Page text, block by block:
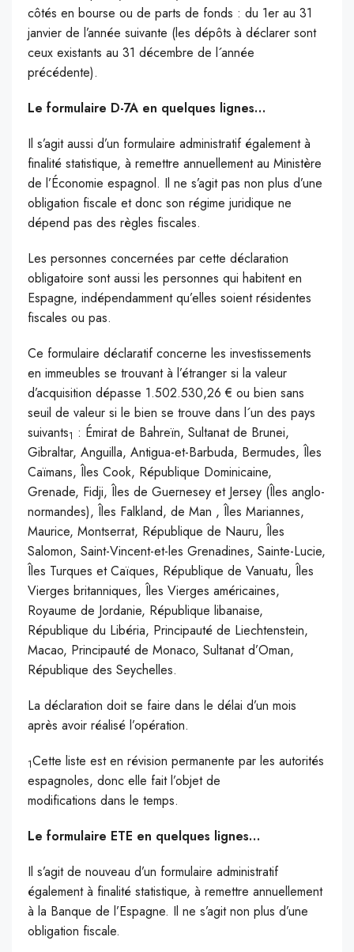
côtés en bourse ou de parts de fonds : du 1er au 31
janvier de l’année suivante (les dépôts à déclarer sont
ceux existants au 31 décembre de l´année
précédente).
Le formulaire D-7A en quelques lignes…
Il s’agit aussi d’un formulaire administratif également à
finalité statistique, à remettre annuellement au Ministère
de l’Économie espagnol. Il ne s’agit pas non plus d’une
obligation fiscale et donc son régime juridique ne
dépend pas des règles fiscales.
Les personnes concernées par cette déclaration
obligatoire sont aussi les personnes qui habitent en
Espagne, indépendamment qu’elles soient résidentes
fiscales ou pas.
Ce formulaire déclaratif concerne les investissements
en immeubles se trouvant à l’étranger si la valeur
d’acquisition dépasse 1.502.530,26 € ou bien sans
seuil de valeur si le bien se trouve dans l´un des pays
suivants1 : Émirat de Bahreïn, Sultanat de Brunei,
Gibraltar, Anguilla, Antigua-et-Barbuda, Bermudes, Îles
Caïmans, Îles Cook, République Dominicaine,
Grenade, Fidji, Îles de Guernesey et Jersey (Îles anglo-
normandes), Îles Falkland, de Man , Îles Mariannes,
Maurice, Montserrat, République de Nauru, Îles
Salomon, Saint-Vincent-et-les Grenadines, Sainte-Lucie,
Îles Turques et Caïques, République de Vanuatu, Îles
Vierges britanniques, Îles Vierges américaines,
Royaume de Jordanie, République libanaise,
République du Libéria, Principauté de Liechtenstein,
Macao, Principauté de Monaco, Sultanat d’Oman,
République des Seychelles.
La déclaration doit se faire dans le délai d’un mois
après avoir réalisé l’opération.
1Cette liste est en révision permanente par les autorités
espagnoles, donc elle fait l’objet de
modifications dans le temps.
Le formulaire ETE en quelques lignes…
Il s’agit de nouveau d’un formulaire administratif
également à finalité statistique, à remettre annuellement
à la Banque de l’Espagne. Il ne s’agit non plus d’une
obligation fiscale.